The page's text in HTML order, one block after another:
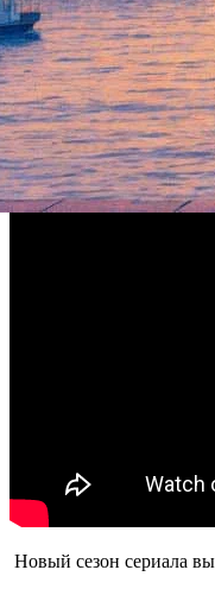
«Игра престолов» на
просмотров. В нем
фрагменты
услышали рассуждения
против нового
реален».
Новый сезон сериала